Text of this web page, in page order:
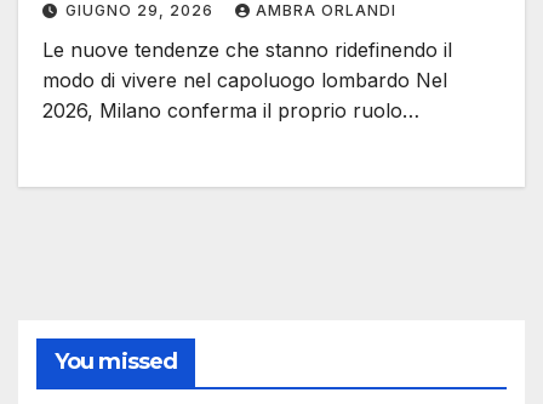
GIUGNO 29, 2026 AMBRA ORLANDI
Le nuove tendenze che stanno ridefinendo il
modo di vivere nel capoluogo lombardo Nel
2026, Milano conferma il proprio ruolo…
You missed